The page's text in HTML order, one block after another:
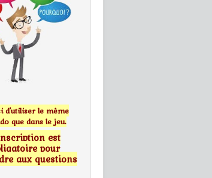
d'utiliser le même
que dans le jeu.
est
pour
aux questions